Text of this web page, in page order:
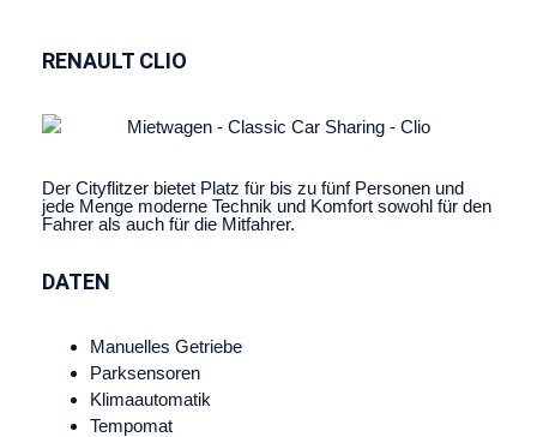
RENAULT CLIO
Der Cityflitzer bietet Platz für bis zu fünf Personen und
jede Menge moderne Technik und Komfort sowohl für den
Fahrer als auch für die Mitfahrer.
DATEN
Manuelles Getriebe
Parksensoren
Klimaautomatik
Tempomat